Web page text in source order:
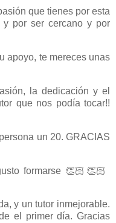
que tienes por esta
y por ser cercano y por
apoyo, te mereces unas
la dedicación y el
que nos podía tocar!!
un 20. GRACIAS
formarse 👏🏻👏🏻
y un tutor inmejorable.
el primer día. Gracias